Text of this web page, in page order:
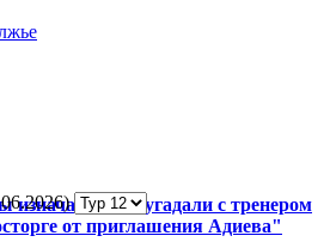
не угадали с тренером
от приглашения Адиева"